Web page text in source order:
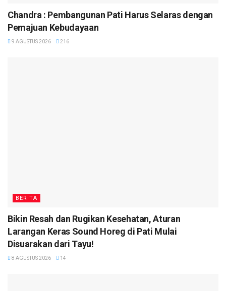
Chandra : Pembangunan Pati Harus Selaras dengan
Pemajuan Kebudayaan
9 AGUSTUS 2026 216
BERITA
Bikin Resah dan Rugikan Kesehatan, Aturan
Larangan Keras Sound Horeg di Pati Mulai
Disuarakan dari Tayu!
8 AGUSTUS 2026 14